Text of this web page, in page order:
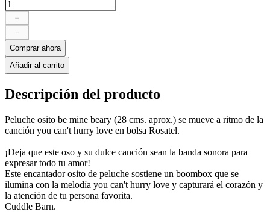
＋
－
Comprar ahora
Añadir al carrito
Descripción del producto
Peluche osito be mine beary (28 cms. aprox.) se mueve a ritmo de la
canción you can't hurry love en bolsa Rosatel.
¡Deja que este oso y su dulce canción sean la banda sonora para
expresar todo tu amor!
Este encantador osito de peluche sostiene un boombox que se
ilumina con la melodía you can't hurry love y capturará el corazón y
la atención de tu persona favorita.
Cuddle Barn.